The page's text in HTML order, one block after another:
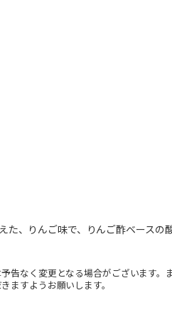
、りんご味で、りんご酢ベースの
なく変更となる場合がございます。
ますようお願いします。